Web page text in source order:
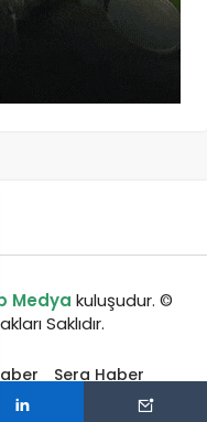
Medya kuluşudur. ©
Saklıdır.
Sera Haber